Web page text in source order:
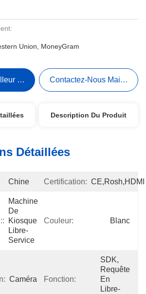
Union, MoneyGram
Prix Contactez-Nous Maintenant
Description Du Produit
Détaillées
Chine Certification: CE,Rosh,HDMI
Machine
De
Kiosque
Libre-
Service
Couleur: Blanc
Caméra Fonction:
SDK,
Requête
En
Libre-